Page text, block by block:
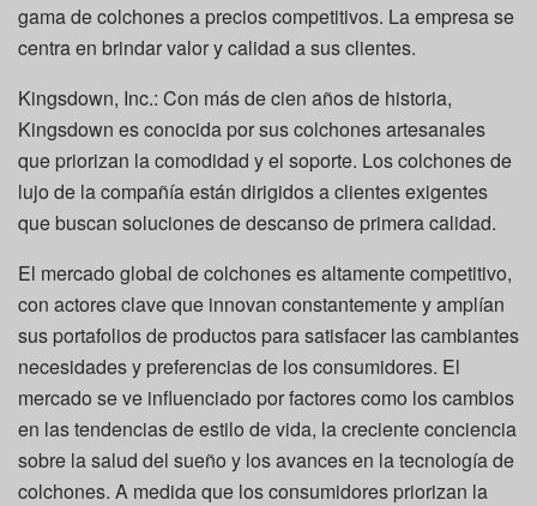
gama de colchones a precios competitivos. La empresa se
centra en brindar valor y calidad a sus clientes.
Kingsdown, Inc.: Con más de cien años de historia,
Kingsdown es conocida por sus colchones artesanales
que priorizan la comodidad y el soporte. Los colchones de
lujo de la compañía están dirigidos a clientes exigentes
que buscan soluciones de descanso de primera calidad.
El mercado global de colchones es altamente competitivo,
con actores clave que innovan constantemente y amplían
sus portafolios de productos para satisfacer las cambiantes
necesidades y preferencias de los consumidores. El
mercado se ve influenciado por factores como los cambios
en las tendencias de estilo de vida, la creciente conciencia
sobre la salud del sueño y los avances en la tecnología de
colchones. A medida que los consumidores priorizan la